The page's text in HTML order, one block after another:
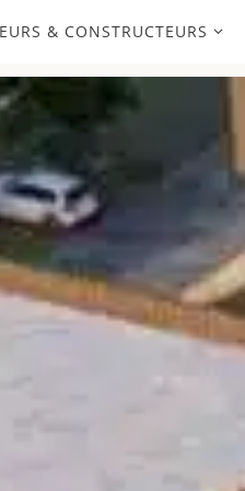
& CONSTRUCTEURS